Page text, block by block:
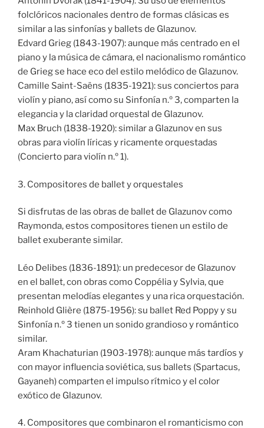
folclóricos nacionales dentro de formas clásicas es
similar a las sinfonías y ballets de Glazunov.
Edvard Grieg (1843-1907): aunque más centrado en el
piano y la música de cámara, el nacionalismo romántico
de Grieg se hace eco del estilo melódico de Glazunov.
Camille Saint-Saëns (1835-1921): sus conciertos para
violín y piano, así como su Sinfonía n.º 3, comparten la
elegancia y la claridad orquestal de Glazunov.
Max Bruch (1838-1920): similar a Glazunov en sus
obras para violín líricas y ricamente orquestadas
(Concierto para violín n.º 1).
3. Compositores de ballet y orquestales
Si disfrutas de las obras de ballet de Glazunov como
Raymonda, estos compositores tienen un estilo de
ballet exuberante similar.
Léo Delibes (1836-1891): un predecesor de Glazunov
en el ballet, con obras como Coppélia y Sylvia, que
presentan melodías elegantes y una rica orquestación.
Reinhold Glière (1875-1956): su ballet Red Poppy y su
Sinfonía n.º 3 tienen un sonido grandioso y romántico
similar.
Aram Khachaturian (1903-1978): aunque más tardíos y
con mayor influencia soviética, sus ballets (Spartacus,
Gayaneh) comparten el impulso rítmico y el color
exótico de Glazunov.
4. Compositores que combinaron el romanticismo con